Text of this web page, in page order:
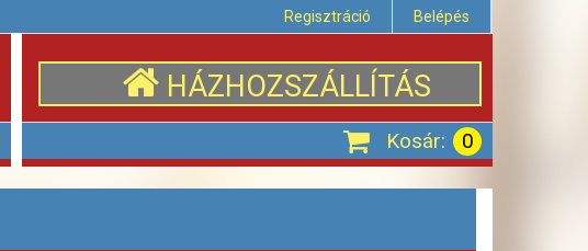
Regisztráció Belépés
HÁZHOZSZÁLLÍTÁS
Kosár: 0